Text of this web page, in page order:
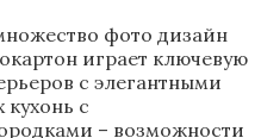
фото дизайн
играет ключевую
с элегантными
с
– возможности